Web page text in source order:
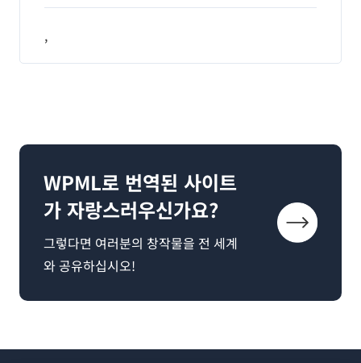
,
WPML로 번역된 사이트
가 자랑스러우신가요?
그렇다면 여러분의 창작물을 전 세계
와 공유하십시오!